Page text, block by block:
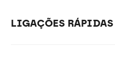
LIGAÇÕES RÁPIDAS